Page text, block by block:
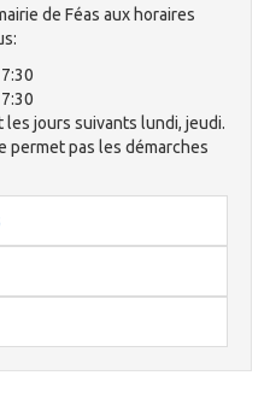
de Féas aux horaires
les jours suivants lundi, jeudi.
permet pas les démarches